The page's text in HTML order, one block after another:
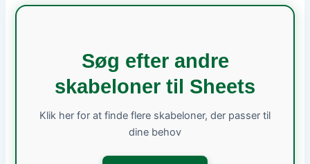
Søg efter andre
skabeloner til Sheets
Klik her for at finde flere skabeloner, der passer til
dine behov